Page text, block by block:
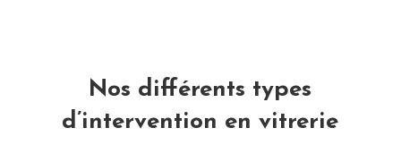
Nos différents types
d’intervention en vitrerie